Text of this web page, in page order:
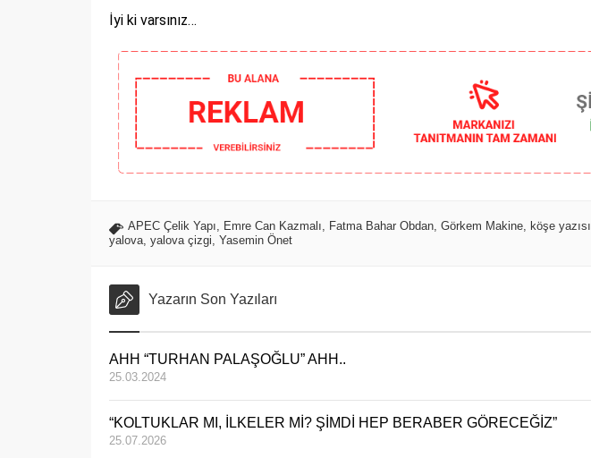
İyi ki varsınız…
APEC Çelik Yapı, Emre Can Kazmalı, Fatma Bahar Obdan, Görkem Makine, köşe yazısı
yalova, yalova çizgi, Yasemin Önet
Yazarın Son Yazıları
AHH “TURHAN PALAŞOĞLU” AHH..
25.03.2024
“KOLTUKLAR MI, İLKELER Mİ? ŞİMDİ HEP BERABER GÖRECEĞİZ”
25.07.2026